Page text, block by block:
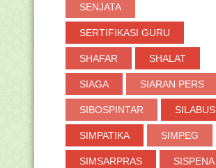
SENJATA
SERTIFIKASI GURU
SHAFAR SHALAT
SIAGA SIARAN PERS
SIBOSPINTAR SILABUS
SIMPATIKA SIMPEG
SIMSARPRAS SISPENA